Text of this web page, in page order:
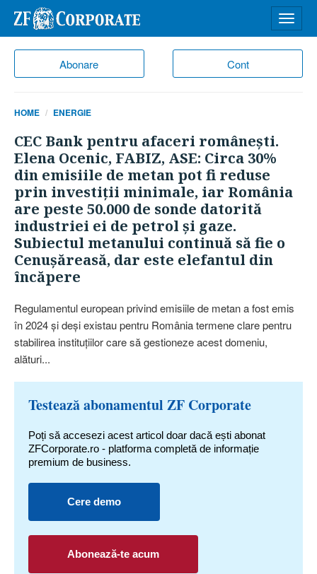
Abonare Cont
meniu
HOME ENERGIE
CEC Bank pentru afaceri româneşti.
Elena Ocenic, FABIZ, ASE: Circa 30%
din emisiile de metan pot fi reduse
prin investiţii minimale, iar România
are peste 50.000 de sonde datorită
industriei ei de petrol şi gaze.
Subiectul metanului continuă să fie o
Cenuşăreasă, dar este elefantul din
încăpere
Regulamentul european pri­vind emisiile de metan a fost emis
în 2024 şi deşi existau pentru România termene clare pentru
stabilirea instituţiilor care să gestioneze acest domeniu,
alături...
Testează abonamentul ZF Corporate
Poți să accesezi acest articol doar dacă ești abonat
ZFCorporate.ro - platforma completă de informație
premium de business.
Cere demo
Abonează-te acum